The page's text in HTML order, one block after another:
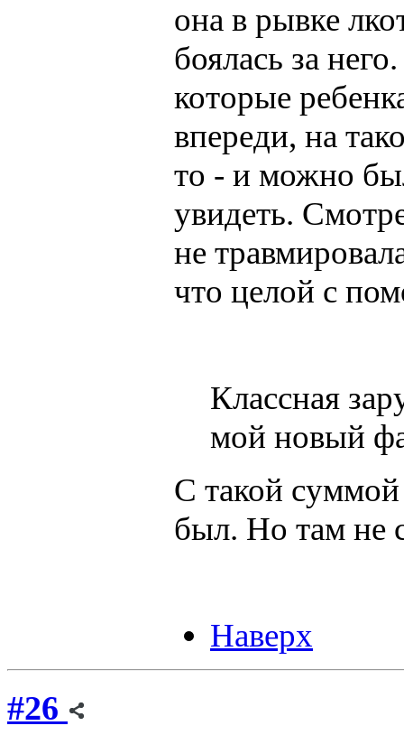
она в рывке
боялась за
которые
впереди, на
то - и можно
увидеть.
не
что целой с
Классная
мой новый
С такой
был. Но там не
Наверх
#26